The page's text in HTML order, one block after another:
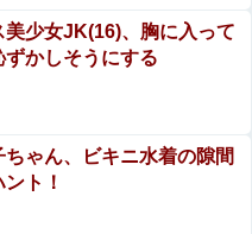
！
ノ∇`）
アイドル級の子と即ハメ
た無修正動画がコチラ
美少女JK(16)、胸に入って
かしそうにする
ちゃん、ビキニ水着の隙間
ト！